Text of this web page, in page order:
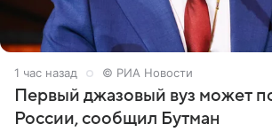
1 час назад © РИА Новости
Первый джазовый вуз может
России, сообщил Бутман